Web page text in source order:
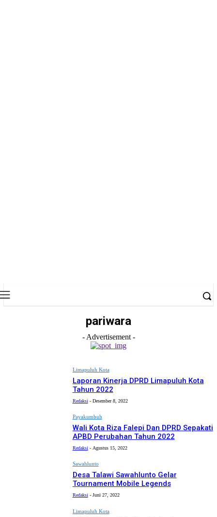
pariwara
- Advertisement -
Limapuluh Kota
Laporan Kinerja DPRD Limapuluh Kota
Tahun 2022
Redaksi - Desember 8, 2022
Payakumbuh
Wali Kota Riza Falepi Dan DPRD Sepakati
APBD Perubahan Tahun 2022
Redaksi - Agustus 15, 2022
Sawahlunto
Desa Talawi Sawahlunto Gelar
Tournament Mobile Legends
Redaksi - Juni 27, 2022
Limapuluh Kota